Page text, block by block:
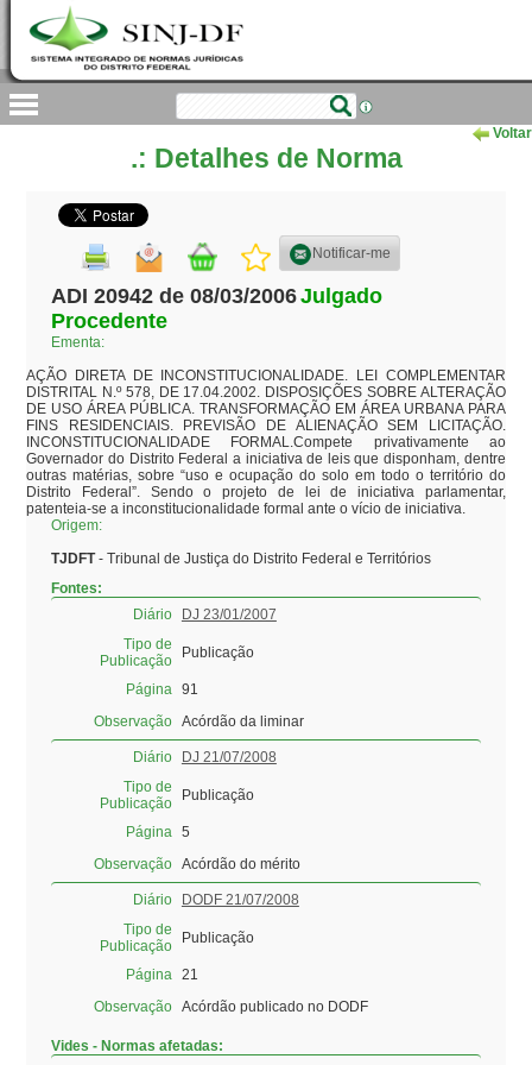
Voltar
.: Detalhes de Norma
Notificar-me
ADI 20942 de 08/03/2006Julgado
Procedente
Ementa:
AÇÃO DIRETA DE INCONSTITUCIONALIDADE. LEI COMPLEMENTAR
DISTRITAL N.º 578, DE 17.04.2002. DISPOSIÇÕES SOBRE ALTERAÇÃO
DE USO ÁREA PÚBLICA. TRANSFORMAÇÃO EM ÁREA URBANA PARA
FINS RESIDENCIAIS. PREVISÃO DE ALIENAÇÃO SEM LICITAÇÃO.
INCONSTITUCIONALIDADE FORMAL.Compete privativamente ao
Governador do Distrito Federal a iniciativa de leis que disponham, dentre
outras matérias, sobre “uso e ocupação do solo em todo o território do
Distrito Federal”. Sendo o projeto de lei de iniciativa parlamentar,
patenteia-se a inconstitucionalidade formal ante o vício de iniciativa.
Origem:
TJDFT- Tribunal de Justiça do Distrito Federal e Territórios
Fontes:
Diário
DJ 23/01/2007
Tipo de
Publicação
Publicação
Página
91
Observação Acórdão da liminar
Diário
DJ 21/07/2008
Tipo de
Publicação
Publicação
Página
5
Observação Acórdão do mérito
Diário
DODF 21/07/2008
Tipo de
Publicação
Publicação
Página
21
Observação Acórdão publicado no DODF
Vides - Normas afetadas: